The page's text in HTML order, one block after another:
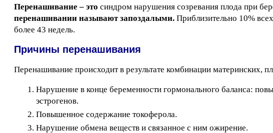
Перенашивание – это синдром нарушения созревания плода при
перенашивании называют запоздалыми. Приблизительно 10%
более 43 недель.
Причины перенашивания
Перенашивание происходит в результате комбинации материнских,
Нарушение в конце беременности гормонального баланса:
эстрогенов.
Повышенное содержание токоферола.
Нарушение обмена веществ и связанное с ним ожирение.